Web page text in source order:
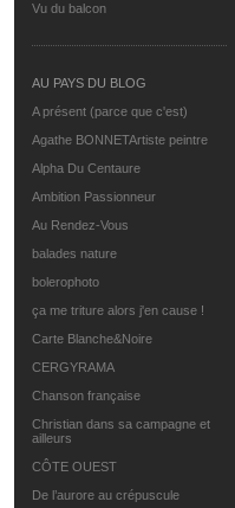
Vu du balcon
AU PAYS DU BLOG
A présent (parce que c'est)
Agathe BONNETArtiste peintre
Alpha Du Centaure
Ambition Passionneur
Au Rendez-Vous
balades nature
bolerophoto
ça me triture alors j'en cause !
Carte Blanche&Noire
CERGYRAMA
Chanson française
Christian dans sa campagne et
ailleurs
CÔTE OUEST
De l’aurore au crépuscule